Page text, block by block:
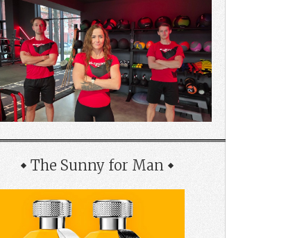
The Sunny for Man